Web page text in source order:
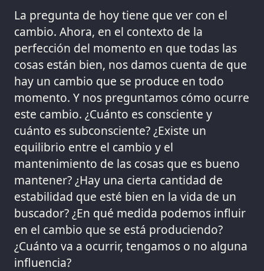
La pregunta de hoy tiene que ver con el
cambio. Ahora, en el contexto de la
perfección del momento en que todas las
cosas están bien, nos damos cuenta de que
hay un cambio que se produce en todo
momento. Y nos preguntamos cómo ocurre
este cambio. ¿Cuánto es consciente y
cuánto es subconsciente? ¿Existe un
equilibrio entre el cambio y el
mantenimiento de las cosas que es bueno
mantener? ¿Hay una cierta cantidad de
estabilidad que esté bien en la vida de un
buscador? ¿En qué medida podemos influir
en el cambio que se está produciendo?
¿Cuánto va a ocurrir, tengamos o no alguna
influencia?